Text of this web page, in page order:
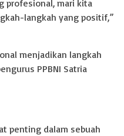
profesional, mari kita
langkah yang positif,”
menjadikan langkah
PPBNI Satria
penting dalam sebuah